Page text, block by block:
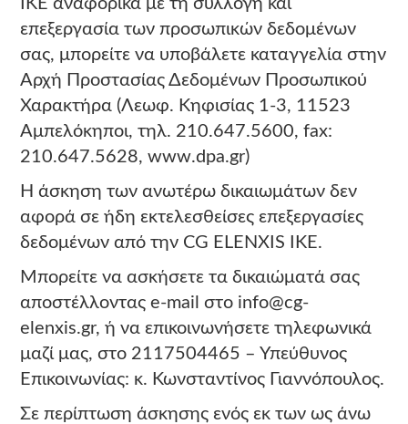
IKE αναφορικά με τη συλλογή και
επεξεργασία των προσωπικών δεδομένων
σας, μπορείτε να υποβάλετε καταγγελία στην
Αρχή Προστασίας Δεδομένων Προσωπικού
Χαρακτήρα (Λεωφ. Κηφισίας 1-3, 11523
Αμπελόκηποι, τηλ. 210.647.5600, fax:
210.647.5628,www.dpa.gr)
Η άσκηση των ανωτέρω δικαιωμάτων δεν
αφορά σε ήδη εκτελεσθείσες επεξεργασίες
δεδομένων από την CG ELENXIS IKE.
Μπορείτε να ασκήσετε τα δικαιώματά σας
αποστέλλοντας e-mail στο info@cg-
elenxis.gr, ή να επικοινωνήσετε τηλεφωνικά
μαζί μας, στο 2117504465 – Υπεύθυνος
Επικοινωνίας: κ. Κωνσταντίνος Γιαννόπουλος.
Σε περίπτωση άσκησης ενός εκ των ως άνω